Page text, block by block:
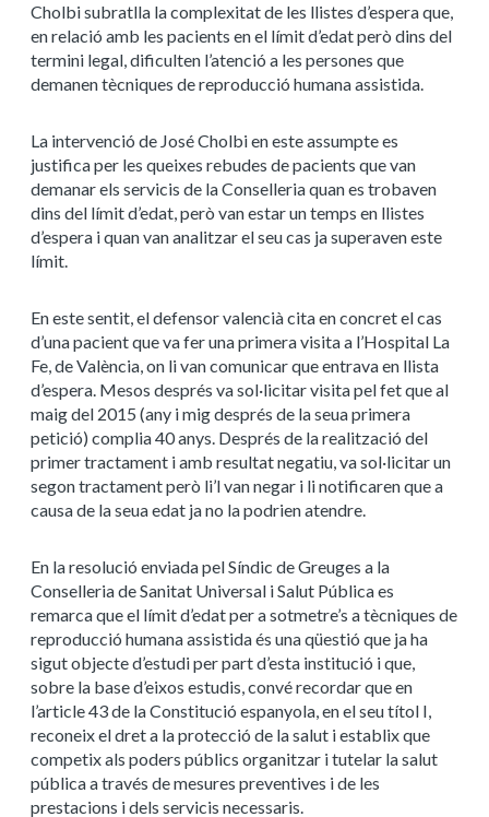
Cholbi subratlla la complexitat de les llistes d’espera que,
en relació amb les pacients en el límit d’edat però dins del
termini legal, dificulten l’atenció a les persones que
demanen tècniques de reproducció humana assistida.
La intervenció de José Cholbi en este assumpte es
justifica per les queixes rebudes de pacients que van
demanar els servicis de la Conselleria quan es trobaven
dins del límit d’edat, però van estar un temps en llistes
d’espera i quan van analitzar el seu cas ja superaven este
límit.
En este sentit, el defensor valencià cita en concret el cas
d’una pacient que va fer una primera visita a l’Hospital La
Fe, de València, on li van comunicar que entrava en llista
d’espera. Mesos després va sol·licitar visita pel fet que al
maig del 2015 (any i mig després de la seua primera
petició) complia 40 anys. Després de la realització del
primer tractament i amb resultat negatiu, va sol·licitar un
segon tractament però li’l van negar i li notificaren que a
causa de la seua edat ja no la podrien atendre.
En la resolució enviada pel Síndic de Greuges a la
Conselleria de Sanitat Universal i Salut Pública es
remarca que el límit d’edat per a sotmetre’s a tècniques de
reproducció humana assistida és una qüestió que ja ha
sigut objecte d’estudi per part d’esta institució i que,
sobre la base d’eixos estudis, convé recordar que en
l’article 43 de la Constitució espanyola, en el seu títol I,
reconeix el dret a la protecció de la salut i establix que
competix als poders públics organitzar i tutelar la salut
pública a través de mesures preventives i de les
prestacions i dels servicis necessaris.